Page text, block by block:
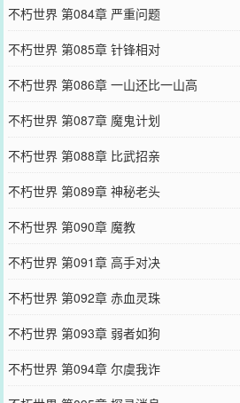
不朽世界 第084章 严重问题
不朽世界 第085章 针锋相对
不朽世界 第086章 一山还比一山高
不朽世界 第087章 魔鬼计划
不朽世界 第088章 比武招亲
不朽世界 第089章 神秘老头
不朽世界 第090章 魔教
不朽世界 第091章 高手对决
不朽世界 第092章 赤血灵珠
不朽世界 第093章 弱者如狗
不朽世界 第094章 尔虞我诈